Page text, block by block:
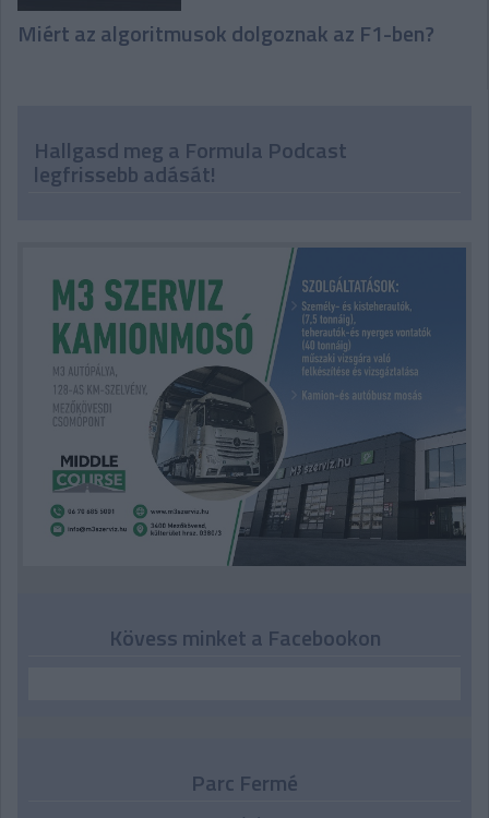
Miért az algoritmusok dolgoznak az F1-ben?
Hallgasd meg a Formula Podcast
legfrissebb adását!
Kövess minket a Facebookon
Parc Fermé